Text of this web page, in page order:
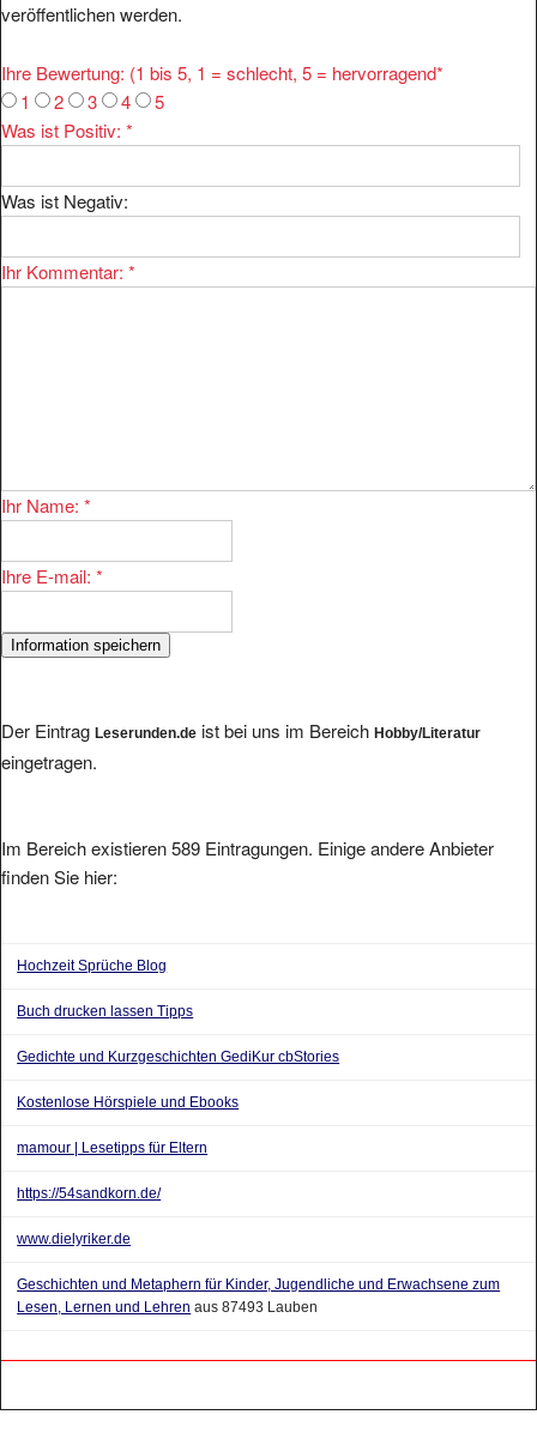
veröffentlichen werden.
Ihre Bewertung: (1 bis 5, 1 = schlecht, 5 = hervorragend*
1
2 3 4
5
Was ist Positiv: *
Was ist Negativ:
Ihr Kommentar: *
Ihr Name: *
Ihre E-mail: *
Der Eintrag Leserunden.de ist bei uns im Bereich Hobby/Literatur
eingetragen.
Im Bereich existieren 589 Eintragungen. Einige andere Anbieter
finden Sie hier:
Hochzeit Sprüche Blog
Buch drucken lassen Tipps
Gedichte und Kurzgeschichten GediKur cbStories
Kostenlose Hörspiele und Ebooks
mamour | Lesetipps für Eltern
https://54sandkorn.de/
www.dielyriker.de
Geschichten und Metaphern für Kinder, Jugendliche und Erwachsene zum
Lesen, Lernen und Lehren aus 87493 Lauben